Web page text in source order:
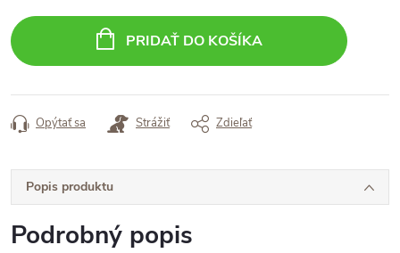
cena:
PRIDAŤ DO KOŠÍKA
Opýtať sa Strážiť Zdieľať
Popis produktu
Podrobný popis